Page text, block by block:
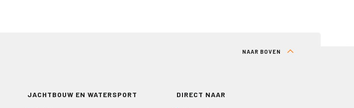
NAAR BOVEN
JACHTBOUW EN WATERSPORT DIRECT NAAR